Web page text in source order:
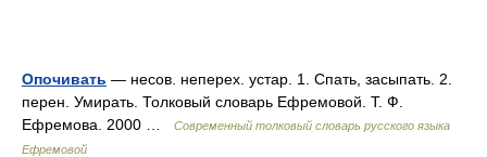
Опочивать — несов. неперех. устар. 1. Спать, засыпать. 2.
перен. Умирать. Толковый словарь Ефремовой. Т. Ф.
Ефремова. 2000 …
Современный толковый словарь русского языка
Ефремовой